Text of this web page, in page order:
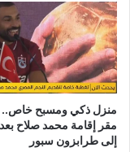
منزل ذكي ومسبح خاص..
مقر إقامة محمد صلاح بعد
إلى طرابزون سبور